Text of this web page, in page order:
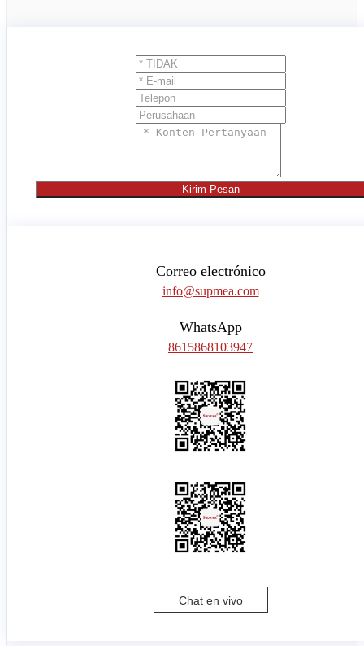
Kirim Pesan
Correo electrónico
info@supmea.com
WhatsApp
8615868103947
Chat en vivo